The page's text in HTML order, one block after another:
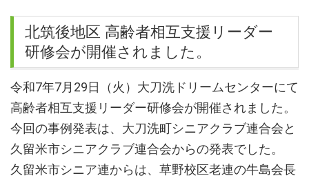
北筑後地区 高齢者相互支援リーダー
研修会が開催されました。
令和7年7月29日（火）大刀洗ドリームセンターにて
高齢者相互支援リーダー研修会が開催されました。
今回の事例発表は、大刀洗町シニアクラブ連合会と
久留米市シニアクラブ連合会からの発表でした。
久留米市シニア連からは、草野校区老連の牛島会長